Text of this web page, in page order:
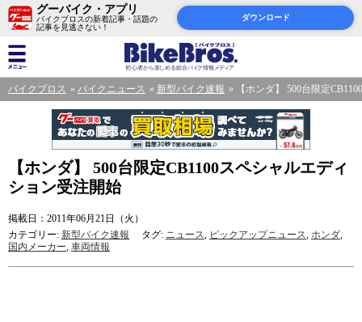
グーバイク・アプリ
バイクブロスの新着記事・話題の
記事を見逃さない！
ダウンロード
バイクブロス バイクニュース 新型バイク速報 【ホンダ】 500台限定
【ホンダ】 500台限定CB1100スペシャルエディ
ション受注開始
掲載日：2011年06月21日（火）
カテゴリー: 新型バイク速報 タグ: ニュース, ピックアップニュース, ホンダ,
国内メーカー, 車両情報